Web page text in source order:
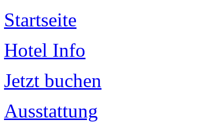
Startseite
Hotel Info
Jetzt buchen
Ausstattung